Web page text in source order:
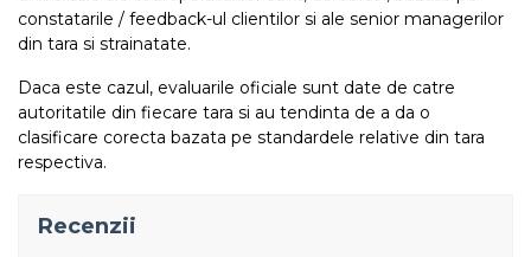
constatarile / feedback-ul clientilor si ale senior managerilor
din tara si strainatate.
Daca este cazul, evaluarile oficiale sunt date de catre
autoritatile din fiecare tara si au tendinta de a da o
clasificare corecta bazata pe standardele relative din tara
respectiva.
Recenzii